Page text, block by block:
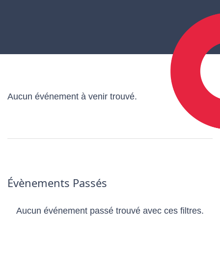
Aucun événement à venir trouvé.
Évènements Passés
Aucun événement passé trouvé avec ces filtres.